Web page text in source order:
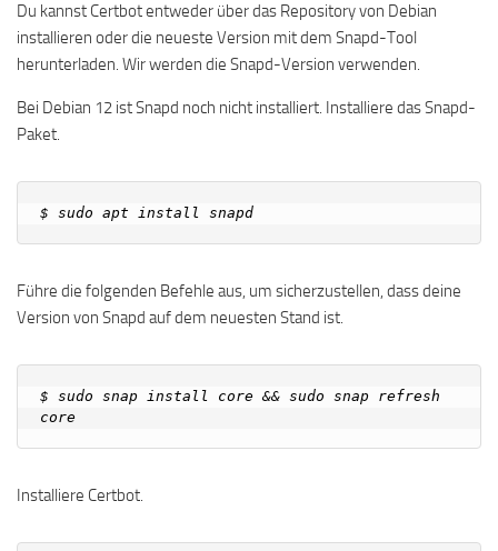
Du kannst Certbot entweder über das Repository von Debian
installieren oder die neueste Version mit dem Snapd-Tool
herunterladen. Wir werden die Snapd-Version verwenden.
Bei Debian 12 ist Snapd noch nicht installiert. Installiere das Snapd-
Paket.
Führe die folgenden Befehle aus, um sicherzustellen, dass deine
Version von Snapd auf dem neuesten Stand ist.
$ sudo snap install core && sudo snap refresh
Installiere Certbot.